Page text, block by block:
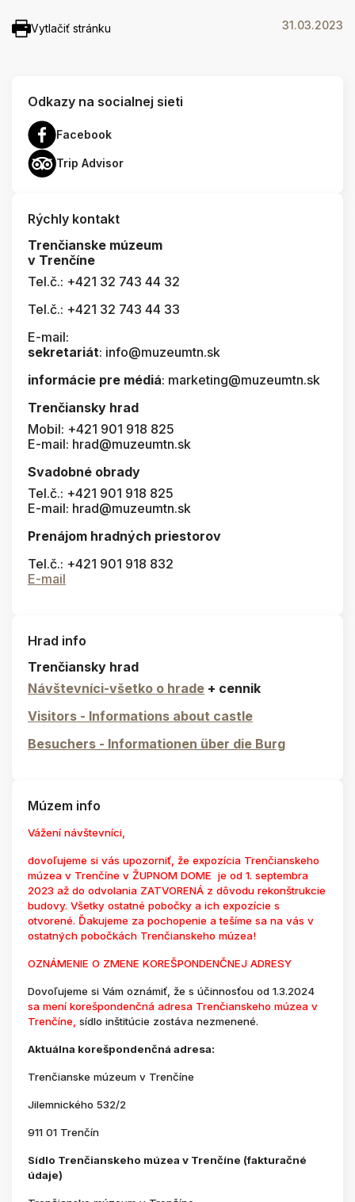
Vytlačiť stránku 31.03.2023
Odkazy na socialnej sieti
Facebook
Trip Advisor
Rýchly kontakt
Trenčianske múzeum
v Trenčíne
Tel.č.: +421 32 743 44 32
Tel.č.: +421 32 743 44 33
E-mail:
sekretariát: info@muzeumtn.sk
informácie pre médiá: marketing@muzeumtn.sk
Trenčiansky hrad
Mobil: +421 901 918 825
E-mail: hrad@muzeumtn.sk
Svadobné obrady
Tel.č.: +421 901 918 825
E-mail: hrad@muzeumtn.sk
Prenájom hradných priestorov
Tel.č.: +421 901 918 832
E-mail
Hrad info
Trenčiansky hrad
Návštevníci-všetko o hrade + cennik
Visitors - Informations about castle
Besuchers - Informationen über die Burg
Múzem info
Vážení návštevníci,
dovoľujeme si vás upozorniť, že expozícia Trenčianskeho
múzea v Trenčíne v ŽUPNOM DOME je od 1. septembra
2023 až do odvolania ZATVORENÁ z dôvodu rekonštrukcie
budovy. Všetky ostatné pobočky a ich expozície s
otvorené. Ďakujeme za pochopenie a tešíme sa na vás v
ostatných pobočkách Trenčianskeho múzea!
OZNÁMENIE O ZMENE KOREŠPONDENČNEJ ADRESY
Dovoľujeme si Vám oznámiť, že s účinnosťou od 1.3.2024
sa mení korešpondenčná adresa Trenčianskeho múzea v
Trenčíne, sídlo inštitúcie zostáva nezmenené.
Aktuálna korešpondenčná adresa:
Trenčianske múzeum v Trenčíne
Jilemnického 532/2
911 01 Trenčín
Sídlo Trenčianskeho múzea v Trenčíne (fakturačné
údaje)